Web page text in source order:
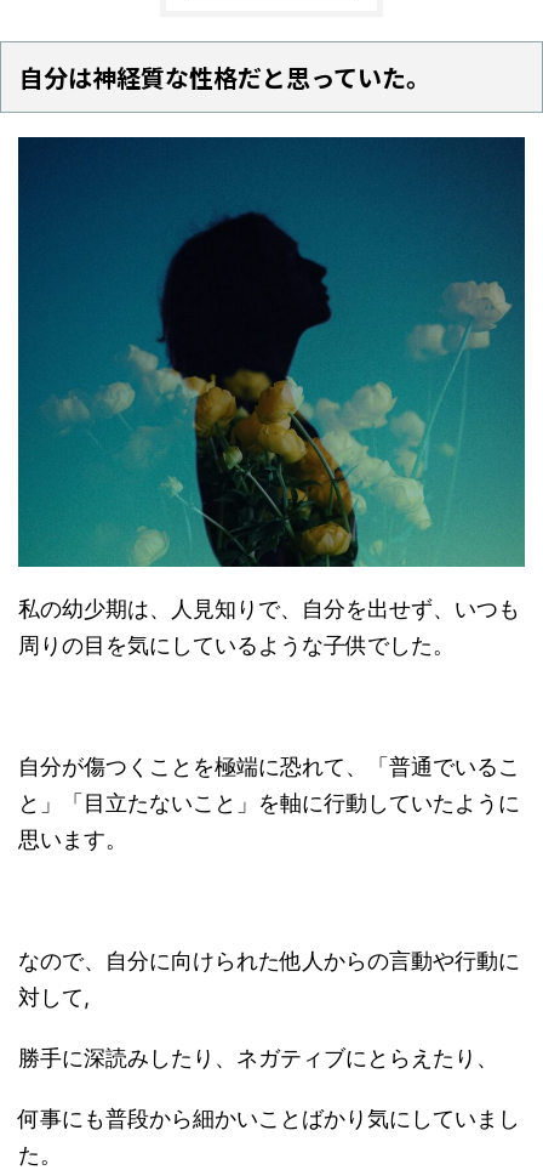
自分は神経質な性格だと思っていた。
私の幼少期は、人見知りで、自分を出せず、いつも
周りの目を気にしているような子供でした。
自分が傷つくことを極端に恐れて、「普通でいるこ
と」「目立たないこと」を軸に行動していたように
思います。
なので、自分に向けられた他人からの言動や行動に
対して,
勝手に深読みしたり、ネガティブにとらえたり、
何事にも普段から細かいことばかり気にしていまし
た。